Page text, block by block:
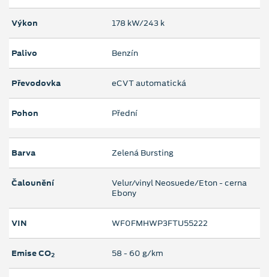
Výkon 178 kW/243 k
Palivo Benzín
Převodovka eCVT automatická
Pohon Přední
Barva Zelená Bursting
Čalounění
Velur/vinyl Neosuede/Eton - cerna
Ebony
VIN WF0FMHWP3FTU55222
Emise CO2 58 ‐ 60 g/km